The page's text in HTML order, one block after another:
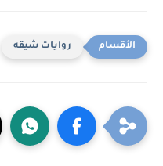
روايات شيقه